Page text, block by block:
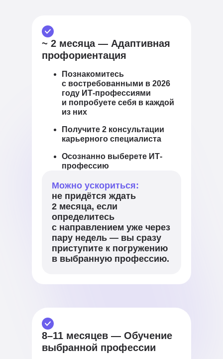
~ 2 месяца — Адаптивная
профориентация
Познакомитесь
с востребованными в 2026
году ИТ-профессиями
и попробуете себя в каждой
из них
Получите 2 консультации
карьерного специалиста
Осознанно выберете ИТ-
профессию
Можно ускориться:
не придётся ждать
2 месяца, если
определитесь
с направлением уже через
пару недель — вы сразу
приступите к погружению
в выбранную профессию.
8–11 месяцев — Обучение
выбранной профессии